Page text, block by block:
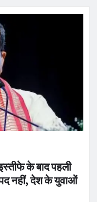
के बाद पहली
पद नहीं, देश के युवाओं